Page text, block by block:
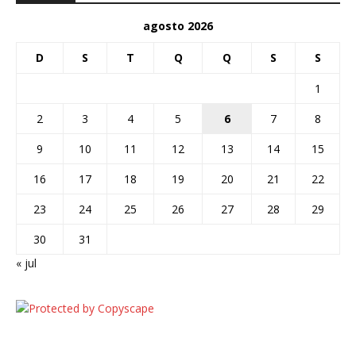
agosto 2026
D S T Q Q S S
1
2
3 4 5 6 7
8
9
10 11 12 13 14
15
16
17 18 19 20 21
22
23
24 25 26 27 28
29
30
31
« jul